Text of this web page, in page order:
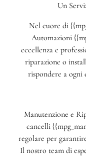
Un
Nel cuore di
Automazioni
eccellenza e
riparazione o
rispondere a ogni
Manutenzione e
cancelli
regolare per
Il nostro team di